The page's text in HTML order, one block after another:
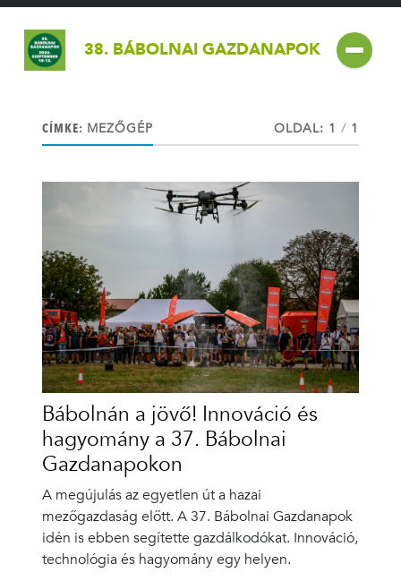
38. BÁBOLNAI GAZDANAPOK
CÍMKE: MEZŐGÉP OLDAL: 1 / 1
Bábolnán a jövő! Innováció és
hagyomány a 37. Bábolnai
Gazdanapokon
A megújulás az egyetlen út a hazai
mezőgazdaság előtt. A 37. Bábolnai Gazdanapok
idén is ebben segítette gazdálkodókat. Innováció,
technológia és hagyomány egy helyen.